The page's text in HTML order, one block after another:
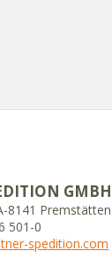
GMBH
8141 Premstätten
501-0
spedition.com